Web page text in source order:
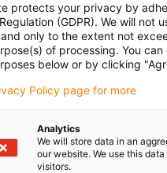
phone
7662 57763
schreiben
protects your privacy by
(GDPR). We will
only to the extent not
of processing. You
below or by clicking
Policy page for more
Analytics
We will store data in an
our website. We use this
visitors.